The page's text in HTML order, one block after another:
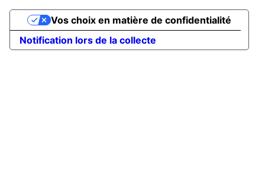
Notification lors de la collecte
Vos choix en matière de confidentialité